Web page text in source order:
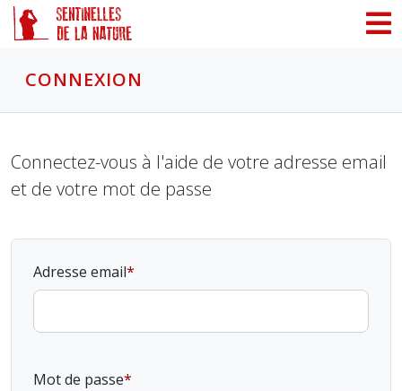
CONNEXION
Connectez-vous à l'aide de votre adresse email
et de votre mot de passe
Adresse email
Mot de passe
Panneau de gestion des cookies